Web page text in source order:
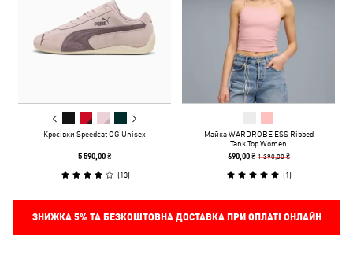
Кросівки Speedcat OG Unisex
5 590,00 ₴
(13)
Майка WARDROBE ESS Ribbed
Tank Top Women
690,00 ₴ 1 390,00 ₴
(1)
ЗНИЖКА 5%ТА БЕЗКОШТОВНА ДОСТАВКА ПРИ ОПЛАТІ ОНЛАЙН